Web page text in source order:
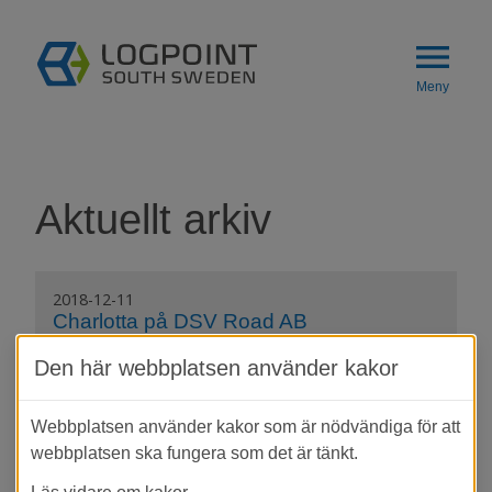
Den här webbplatsen använder kakor
Webbplatsen använder kakor som är nödvändiga för att
webbplatsen ska fungera som det är tänkt.
menu
Meny
Aktuellt arkiv
2018-12-11
Charlotta på DSV Road AB
senaste åren och när företaget hade
vuxit ur sin nuvarande fastighet på